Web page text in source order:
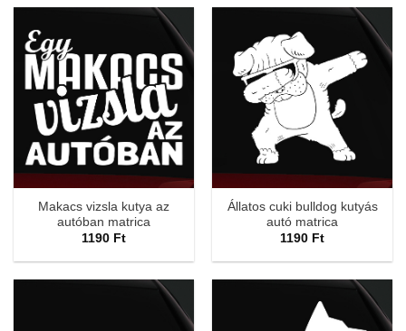
Makacs vizsla kutya az
autóban matrica
1190 Ft
Állatos cuki bulldog kutyás
autó matrica
1190 Ft